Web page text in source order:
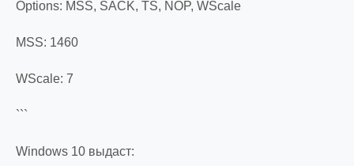
Options: MSS, SACK, TS, NOP, WScale
MSS: 1460
WScale: 7
```
Windows 10 выдаст: